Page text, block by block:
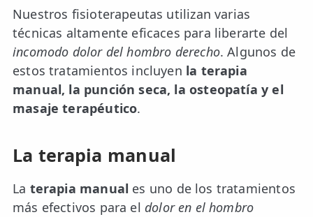
Nuestros fisioterapeutas utilizan varias
técnicas altamente eficaces para liberarte del
incomodo dolor del hombro derecho. Algunos de
estos tratamientos incluyen la terapia
manual, la punción seca, la osteopatía y el
masaje terapéutico.
La terapia manual
La terapia manual es uno de los tratamientos
más efectivos para el dolor en el hombro